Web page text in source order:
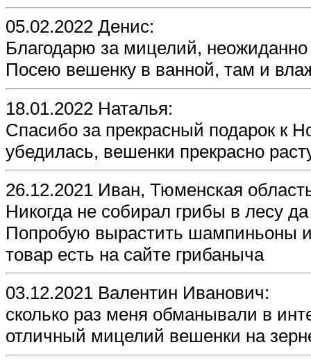
05.02.2022 Денис:
Благодарю за мицелий,
Посею вешенку в ванной, там и
18.01.2022 Наталья:
Спасибо за прекрасный подарок к
убедилась, вешенки прекрасно
26.12.2021 Иван, Тюменская
Никогда не собирал грибы в лесу
Попробую вырастить шампиньоны
товар есть на сайте грибаныча
03.12.2021 Валентин Иванович:
сколько раз меня обманывали в
отличный мицелий вешенки на